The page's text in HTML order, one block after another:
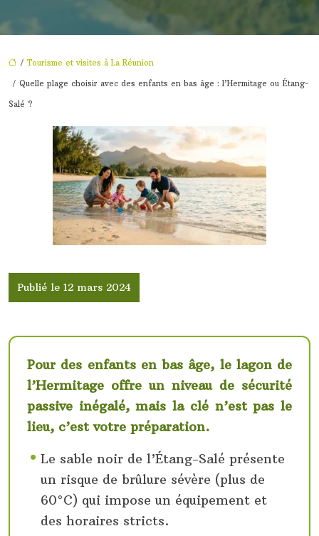
/Tourisme et visites à La Réunion
/ Quelle plage choisir avec des enfants en bas âge : l’Hermitage ou Étang-
Salé ?
Publié le 12 mars 2024
Pour des enfants en bas âge, le lagon de
l’Hermitage offre un niveau de sécurité
passive inégalé, mais la clé n’est pas le
lieu, c’est votre préparation.
Le sable noir de l’Étang-Salé présente
un risque de brûlure sévère (plus de
60°C) qui impose un équipement et
des horaires stricts.